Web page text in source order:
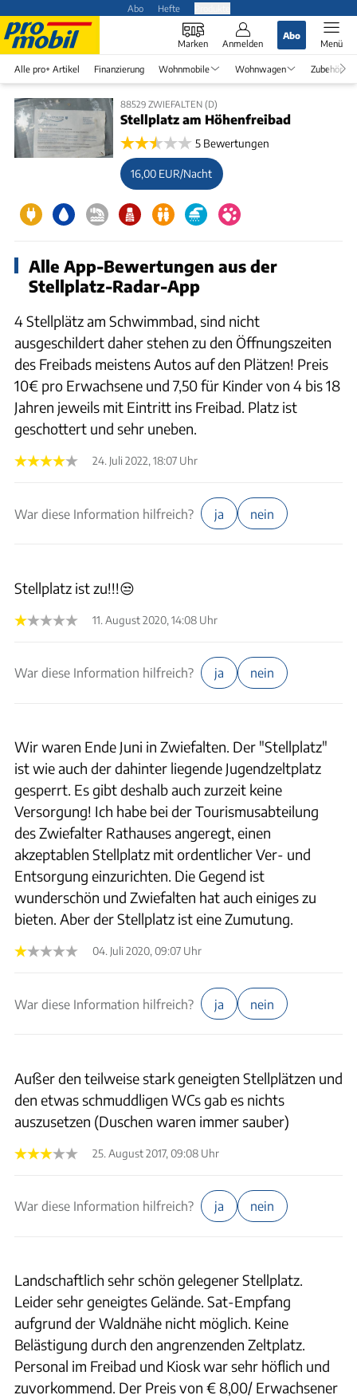
Abo Hefte
Marken Anmelden
Abo
Menü
Alle pro+ Artikel Finanzierung Wohnmobile Wohnwagen Zubehör
88529 ZWIEFALTEN (D)
Stellplatz am Höhenfreibad
5 Bewertungen
16,00 EUR/Nacht
Alle App-Bewertungen aus der
Stellplatz-Radar-App
4 Stellplätz am Schwimmbad, sind nicht
ausgeschildert daher stehen zu den Öffnungszeiten
des Freibads meistens Autos auf den Plätzen! Preis
10€ pro Erwachsene und 7,50 für Kinder von 4 bis 18
Jahren jeweils mit Eintritt ins Freibad. Platz ist
geschottert und sehr uneben.
24. Juli 2022, 18:07 Uhr
War diese Information hilfreich? ja nein
Stellplatz ist zu!!!😒
11. August 2020, 14:08 Uhr
War diese Information hilfreich? ja nein
Wir waren Ende Juni in Zwiefalten. Der "Stellplatz"
ist wie auch der dahinter liegende Jugendzeltplatz
gesperrt. Es gibt deshalb auch zurzeit keine
Versorgung! Ich habe bei der Tourismusabteilung
des Zwiefalter Rathauses angeregt, einen
akzeptablen Stellplatz mit ordentlicher Ver- und
Entsorgung einzurichten. Die Gegend ist
wunderschön und Zwiefalten hat auch einiges zu
bieten. Aber der Stellplatz ist eine Zumutung.
04. Juli 2020, 09:07 Uhr
War diese Information hilfreich? ja nein
Außer den teilweise stark geneigten Stellplätzen und
den etwas schmuddligen WCs gab es nichts
auszusetzen (Duschen waren immer sauber)
25. August 2017, 09:08 Uhr
War diese Information hilfreich? ja nein
Landschaftlich sehr schön gelegener Stellplatz.
Leider sehr geneigtes Gelände. Sat-Empfang
aufgrund der Waldnähe nicht möglich. Keine
Belästigung durch den angrenzenden Zeltplatz.
Personal im Freibad und Kiosk war sehr höflich und
zuvorkommend. Der Preis von € 8,00/ Erwachsener